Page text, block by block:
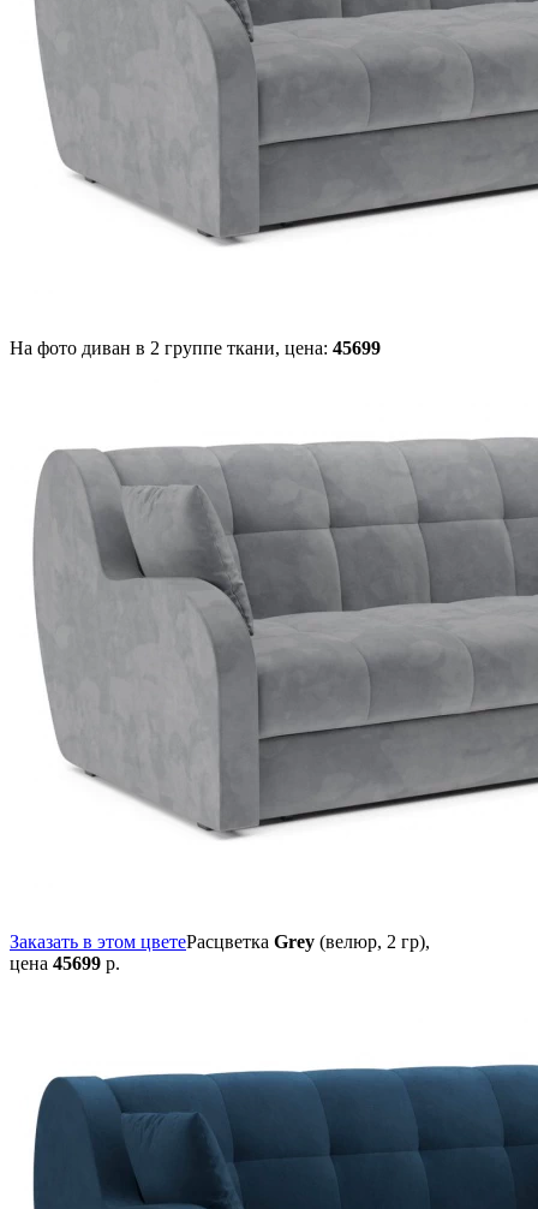
На фото диван в 2 группе ткани, цена: 45699
Заказать в этом цветеРасцветка Grey (велюр, 2 гр),
цена 45699 р.